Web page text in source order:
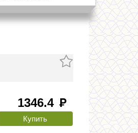
1346.4 руб